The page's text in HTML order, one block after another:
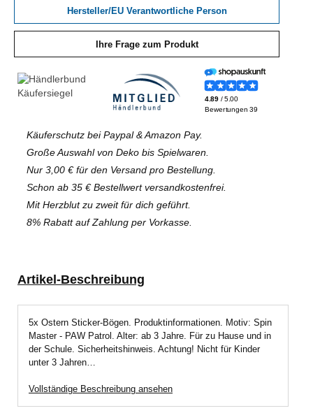
Hersteller/EU Verantwortliche Person
Ihre Frage zum Produkt
Käuferschutz bei Paypal & Amazon Pay.
Große Auswahl von Deko bis Spielwaren.
Nur 3,00 € für den Versand pro Bestellung.
Schon ab 35 € Bestellwert versandkostenfrei.
Mit Herzblut zu zweit für dich geführt.
8% Rabatt auf Zahlung per Vorkasse.
Artikel-Beschreibung
5x Ostern Sticker-Bögen. Produktinformationen. Motiv: Spin
Master - PAW Patrol. Alter: ab 3 Jahre. Für zu Hause und in
der Schule. Sicherheitshinweis. Achtung! Nicht für Kinder
unter 3 Jahren…
Vollständige Beschreibung ansehen